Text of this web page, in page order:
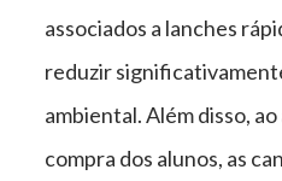
associados a lanches
reduzir
ambiental. Além disso,
compra dos alunos, as